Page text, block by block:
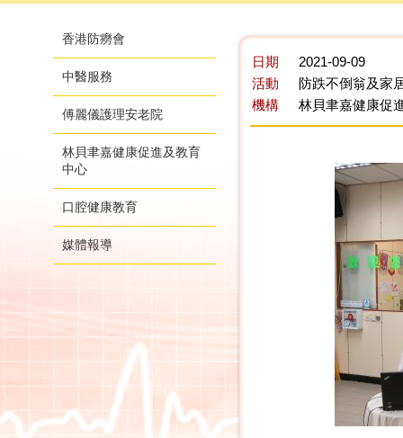
香港防癆會
中醫服務
傅麗儀護理安老院
林貝聿嘉健康促進及教育
中心
口腔健康教育
媒體報導
日期
2021-09-09
活動
防跌不倒翁及家
機構
林貝聿嘉健康促